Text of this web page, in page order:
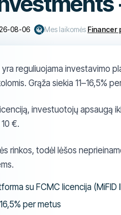
08-06 Mes laikomės Financer
reguliuojama investavimo
Grąža siekia 11–16,5%
investuotojų apsaugą
€.
rinkos, todėl lėšos
su FCMC licencija (MiFID
per metus